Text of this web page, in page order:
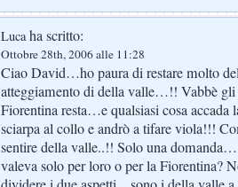
Lucaha scritto:
Ottobre 28th, 2006 alle 11:28
Ciao David…ho paura di restare molto
atteggiamento di della valle…!! Vabbè
Fiorentina resta…e qualsiasi cosa accada
sciarpa al collo e andrò a tifare viola!!!
sentire della valle..!! Solo una
valeva solo per loro o per la Fiorentina?